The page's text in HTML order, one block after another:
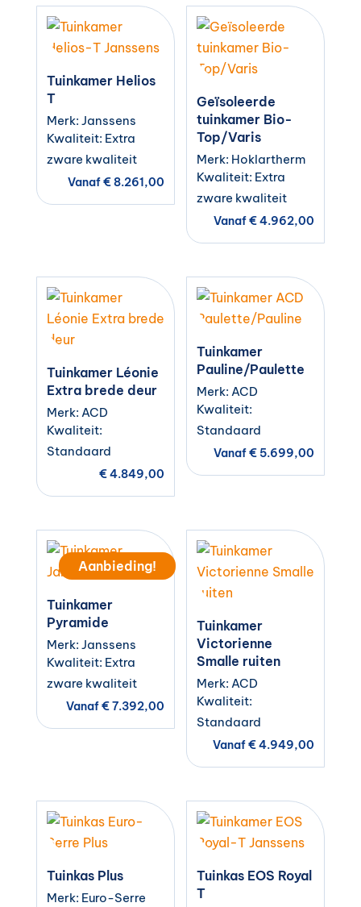
Tuinkamer Helios
T
Merk: Janssens
Kwaliteit: Extra
zware kwaliteit
Vanaf€8.261,00
Geïsoleerde
tuinkamer Bio-
Top/Varis
Merk: Hoklartherm
Kwaliteit: Extra
zware kwaliteit
Vanaf€4.962,00
Tuinkamer Léonie
Extra brede deur
Merk: ACD
Kwaliteit:
Standaard
€4.849,00
Tuinkamer
Pauline/Paulette
Merk: ACD
Kwaliteit:
Standaard
Vanaf€ 5.699,00
Aanbieding!
Tuinkamer
Pyramide
Merk: Janssens
Kwaliteit: Extra
zware kwaliteit
Vanaf€7.392,00
Tuinkamer
Victorienne
Smalle ruiten
Merk: ACD
Kwaliteit:
Standaard
Vanaf€4.949,00
Tuinkas Plus
Merk: Euro-Serre
Tuinkas EOS Royal
T